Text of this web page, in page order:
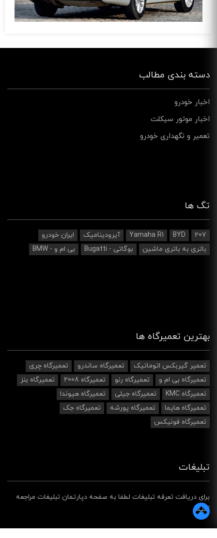
دسته بندی مطالب
اخبار خودرو
اخبار موتور سیکلت
تعمیر و نگهداری خودرو
تگ ها
207
BYD
Yamaha R1 آیرودینامیک‌
ایران خودرو
باتری به باتری ماشین
بوگاتی - Bugatti بی ام و - BMW
بهترین تعمیرگاه ها
تعمیر گیربکس اتوماتیک تعمیرگاه ساندرو
تعمیرگاه چری
تعمیرگاه بی ام و
تعمیرگاه رنو تعمیرگاه 2008
تعمیرگاه بنز
تعمیرگاه KMC
تعمیرگاه جیلی
تعمیرگاه هیوندا
تعمیرگاه هایما
تعمیرگاه پورشه
تعمیرگاه جک
تعمیرگاه فونیکس
تبلیغات
برای دریافت تعرفه تبلیغات لطفا به صفحه دپارتمان تبلیغات مراجعه
کنید